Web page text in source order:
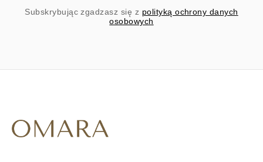
Subskrybując zgadzasz się z polityką ochrony danych
osobowych